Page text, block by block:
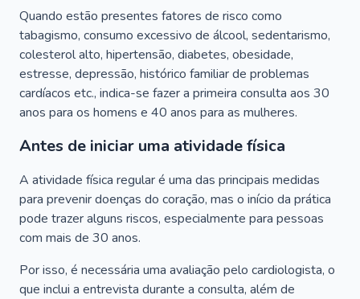
Quando estão presentes fatores de risco como
tabagismo, consumo excessivo de álcool, sedentarismo,
colesterol alto, hipertensão, diabetes, obesidade,
estresse, depressão, histórico familiar de problemas
cardíacos etc., indica-se fazer a primeira consulta aos 30
anos para os homens e 40 anos para as mulheres.
Antes de iniciar uma atividade física
A atividade física regular é uma das principais medidas
para prevenir doenças do coração, mas o início da prática
pode trazer alguns riscos, especialmente para pessoas
com mais de 30 anos.
Por isso, é necessária uma avaliação pelo cardiologista, o
que inclui a entrevista durante a consulta, além de